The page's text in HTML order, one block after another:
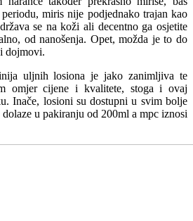
miris nije podjednako trajan kao
se na koži ali decentno ga osjetite
od nanošenja. Opet, možda je to do
dojmovi.
uljnih losiona je jako zanimljiva te
omjer cijene i kvalitete, stoga i ovaj
Inače, losioni su dostupni u svim bolje
u pakiranju od 200ml a mpc iznosi